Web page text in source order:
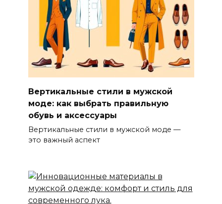
Вертикальные стили в мужской
моде: как выбрать правильную
обувь и аксессуары
Вертикальные стили в мужской моде —
это важный аспект